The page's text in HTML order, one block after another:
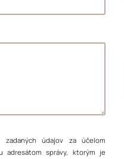
zadaných údajov za účelom
adresátom správy, ktorým je